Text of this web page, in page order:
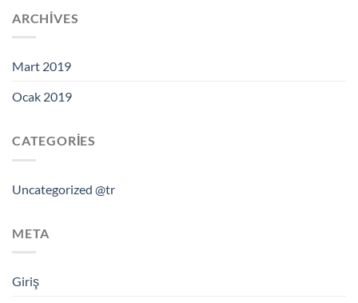
ARCHIVES
Mart 2019
Ocak 2019
CATEGORIES
Uncategorized @tr
META
Giriş